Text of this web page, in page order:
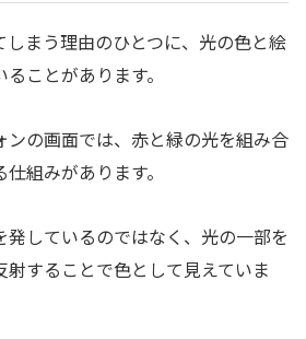
しまう理由のひとつに、光の色と絵
ことがあります。
ンの画面では、赤と緑の光を組み合
組みがあります。
発しているのではなく、光の一部を
することで色として見えていま